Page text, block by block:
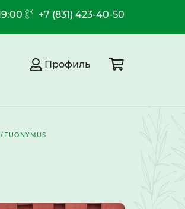
+7 (831) 423-40-50
Профиль